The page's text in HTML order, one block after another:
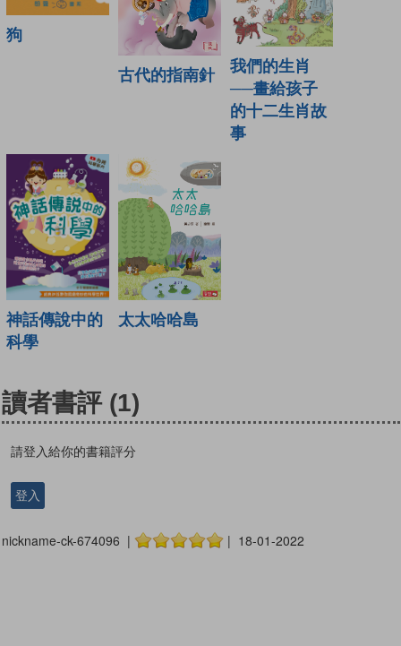
狗
古代的指南針
我們的生肖
──畫給孩子
的十二生肖故
事
神話傳說中的
科學
太太哈哈島
讀者書評 (1)
請登入給你的書籍評分
登入
nickname-ck-674096 | | 18-01-2022